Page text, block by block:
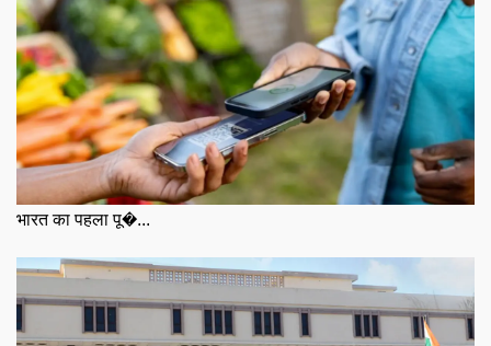
भारत का पहला पू�...